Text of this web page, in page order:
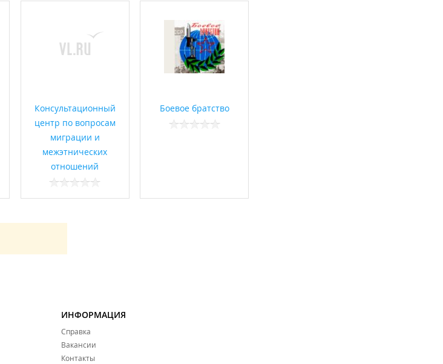
Консультационный
центр по вопросам
миграции и
межэтнических
отношений
Боевое братство
ИНФОРМАЦИЯ
Справка
Вакансии
Контакты